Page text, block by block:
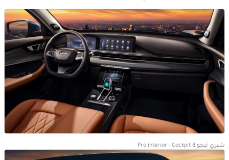
شيري تيجو 8 Pro interior - Cockpit